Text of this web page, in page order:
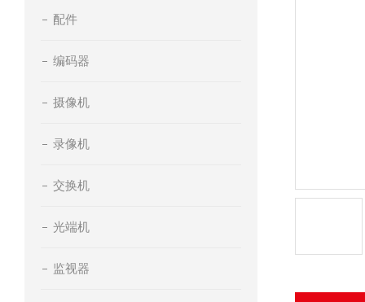
配件
编码器
摄像机
录像机
交换机
光端机
监视器